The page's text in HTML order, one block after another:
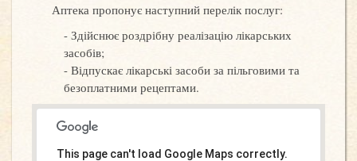
Аптека пропонує наступний перелік послуг:
Здійснює роздрібну реалізацію лікарських
засобів;
Відпускає лікарські засоби за пільговими та
безоплатними рецептами.
This page can't load Google Maps correctly.